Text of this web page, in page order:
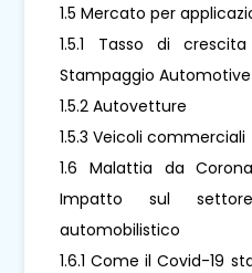
1.5 Mercato per
1.5.1 Tasso di
Stampaggio
1.5.2 Autovetture
1.5.3 Veicoli commerciali
1.6 Malattia da
Impatto sul
automobilistico
1.6.1 Come il Covid-19